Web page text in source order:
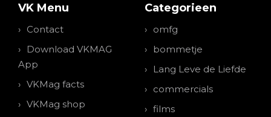
VK Menu
Contact
Download VKMAG
App
VKMag facts
VKMag shop
Categorieen
omfg
bommetje
Lang Leve de Liefde
commercials
films